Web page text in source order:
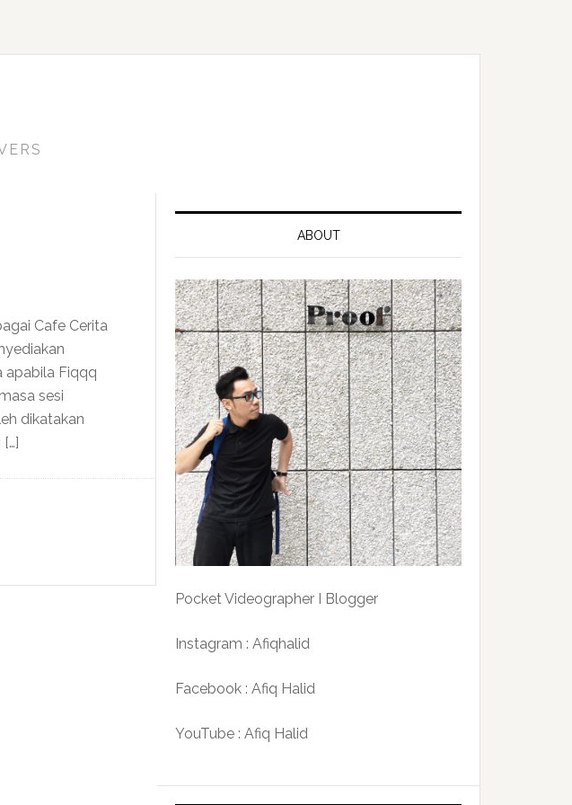
Cafe Cerita
apabila Fiqqq
sesi
dikatakan
ABOUT
Pocket Videographer I Blogger
Instagram : Afiqhalid
Facebook : Afiq Halid
YouTube : Afiq Halid